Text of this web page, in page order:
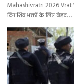
Mahashivratri 2026 Vrat
दिन शिव भक्तों के लिए बेहद…